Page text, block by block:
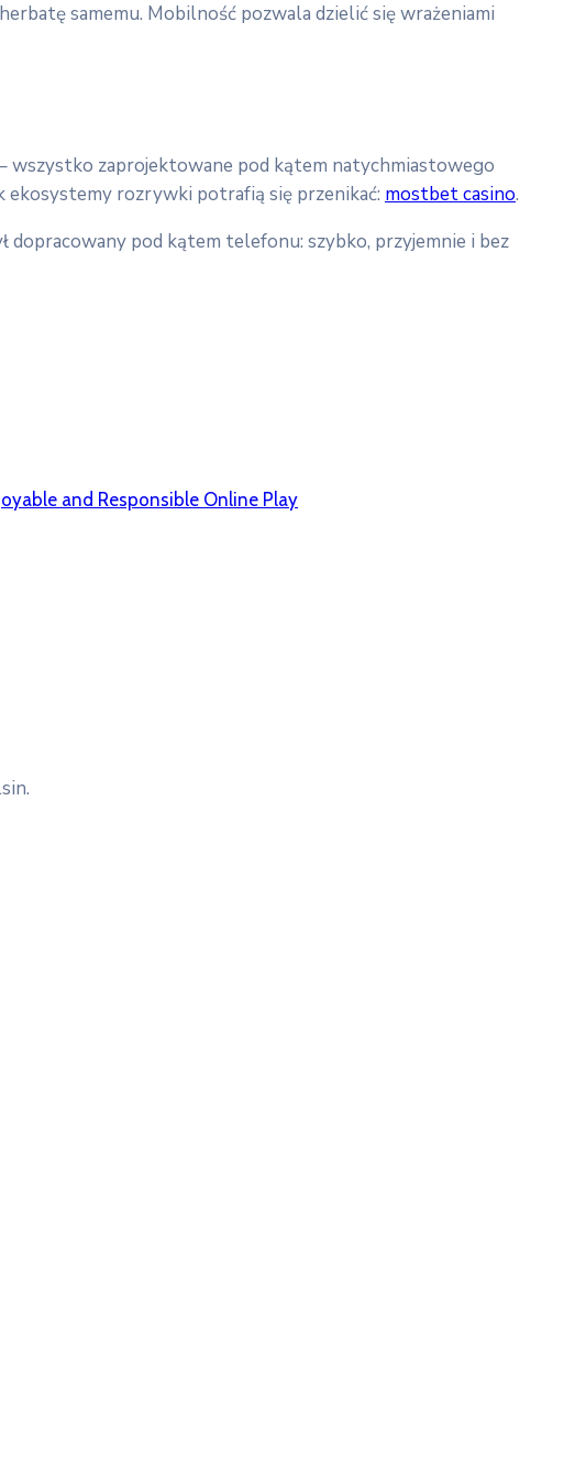
samemu. Mobilność pozwala dzielić się wrażeniami
wszystko zaprojektowane pod kątem natychmiastowego
ekosystemy rozrywki potrafią się przenikać: mostbet casino.
dopracowany pod kątem telefonu: szybko, przyjemnie i bez
and Responsible Online Play